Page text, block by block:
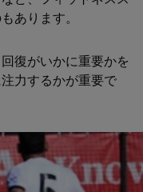
あります。
復がいかに重要かを
力するかが重要で